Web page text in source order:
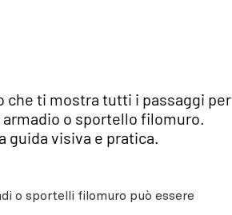
che ti mostra tutti i passaggi per
o sportello filomuro.
guida visiva e pratica.
o sportelli filomuro può essere